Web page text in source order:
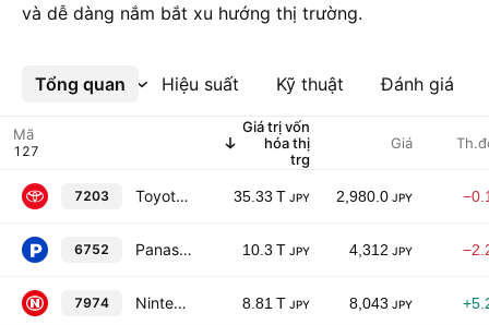
và dễ dàng nắm bắt xu hướng thị trường.
Tổng quan Hiệu suất Kỹ thuật Đánh giá
Xem thêm
Mã
Giá trị vốn
hóa thị
trg
Giá
7203 Toyota Motor Corp. 35.33 T JPY 2,980.0 JPY
6752 Panasonic Holdings Corporation 10.3 T JPY 4,312 JPY
7974 Nintendo Co., Ltd. 8.81 T JPY 8,043 JPY